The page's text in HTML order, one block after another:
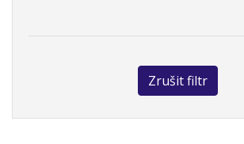
Zrušit filtr